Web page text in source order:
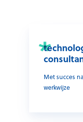
Met succes
werkwijze